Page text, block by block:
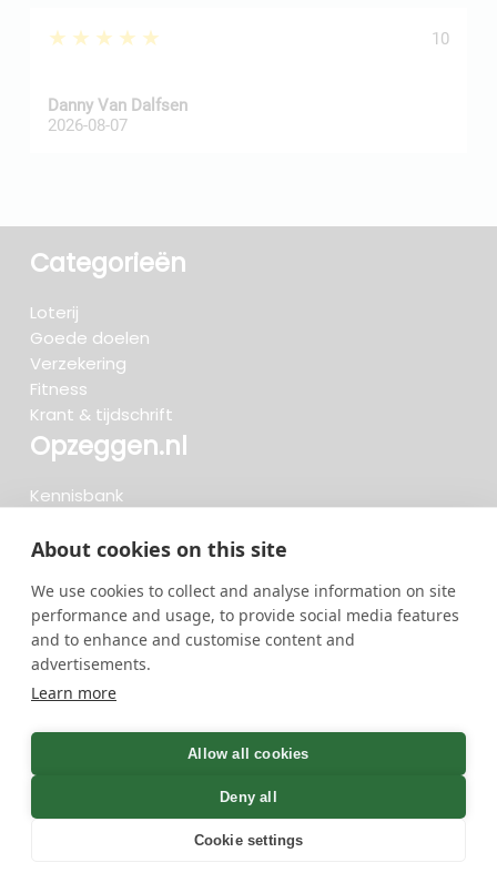
About cookies on this site
We use cookies to collect and analyse information on site
performance and usage, to provide social media features
and to enhance and customise content and
advertisements.
Learn more
Allow all cookies
Deny all
Cookie settings
★★★★★ 10
Danny Van Dalfsen
2026-08-07
Categorieën
Loterij
Goede doelen
Verzekering
Fitness
Krant & tijdschrift
Opzeggen.nl
Kennisbank
Beoordelingen
Meteen opzeggen
722 opzeggingen afgelopen 30 dagen - 3.666.127
opzeggingen in totaal
GreenOnline BV Gebruiksvoorwaarden